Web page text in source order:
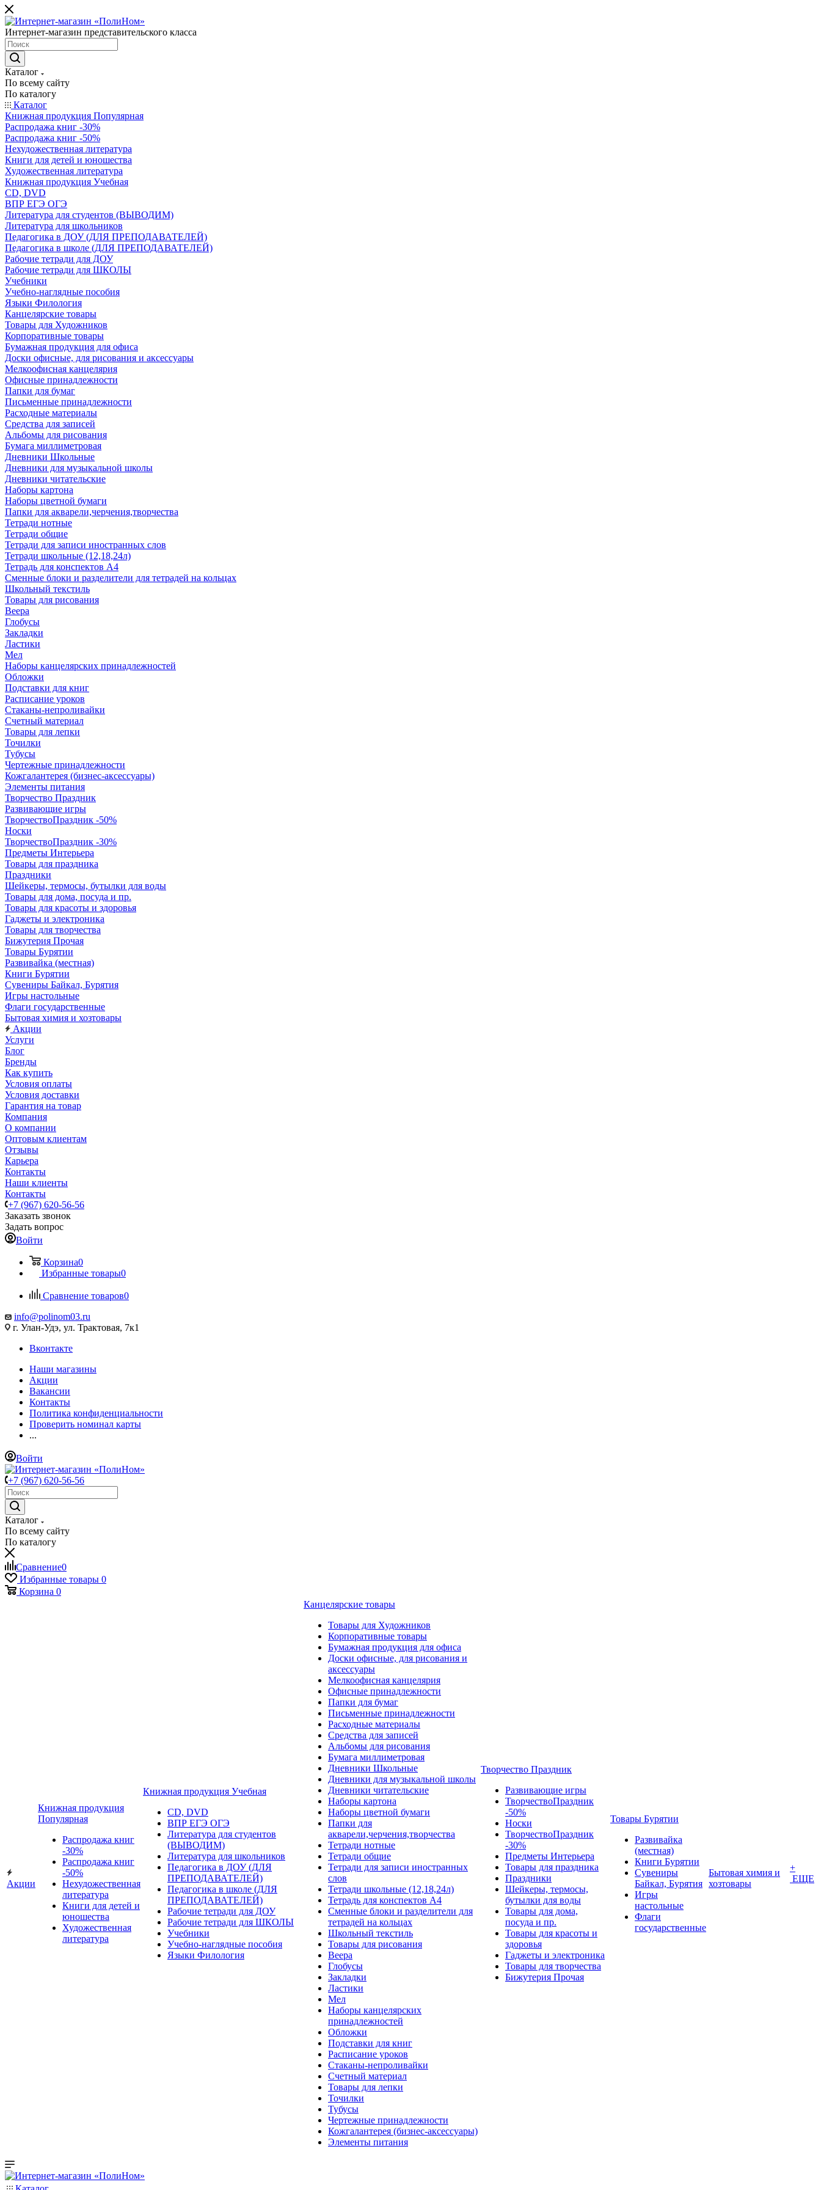
Интернет-магазин представительского класса
Каталог
По всему сайту
По каталогу
Каталог
Книжная продукция Популярная
Распродажа книг -30%
Распродажа книг -50%
Нехудожественная литература
Книги для детей и юношества
Художественная литература
Книжная продукция Учебная
CD, DVD
ВПР ЕГЭ ОГЭ
Литература для студентов (ВЫВОДИМ)
Литература для школьников
Педагогика в ДОУ (ДЛЯ ПРЕПОДАВАТЕЛЕЙ)
Педагогика в школе (ДЛЯ ПРЕПОДАВАТЕЛЕЙ)
Рабочие тетради для ДОУ
Рабочие тетради для ШКОЛЫ
Учебники
Учебно-наглядные пособия
Языки Филология
Канцелярские товары
Товары для Художников
Корпоративные товары
Бумажная продукция для офиса
Доски офисные, для рисования и аксессуары
Мелкоофисная канцелярия
Офисные принадлежности
Папки для бумаг
Письменные принадлежности
Расходные материалы
Средства для записей
Альбомы для рисования
Бумага миллиметровая
Дневники Школьные
Дневники для музыкальной школы
Дневники читательские
Наборы картона
Наборы цветной бумаги
Папки для акварели,черчения,творчества
Тетради нотные
Тетради общие
Тетради для записи иностранных слов
Тетради школьные (12,18,24л)
Тетрадь для конспектов А4
Сменные блоки и разделители для тетрадей на кольцах
Школьный текстиль
Товары для рисования
Веера
Глобусы
Закладки
Ластики
Мел
Наборы канцелярских принадлежностей
Обложки
Подставки для книг
Расписание уроков
Стаканы-непроливайки
Счетный материал
Товары для лепки
Точилки
Тубусы
Чертежные принадлежности
Кожгалантерея (бизнес-аксессуары)
Элементы питания
Творчество Праздник
Развивающие игры
ТворчествоПраздник -50%
Носки
ТворчествоПраздник -30%
Предметы Интерьера
Товары для праздника
Праздники
Шейкеры, термосы, бутылки для воды
Товары для дома, посуда и пр.
Товары для красоты и здоровья
Гаджеты и электроника
Товары для творчества
Бижутерия Прочая
Товары Бурятии
Развивайка (местная)
Книги Бурятии
Сувениры Байкал, Бурятия
Игры настольные
Флаги государственные
Бытовая химия и хозтовары
Акции
Услуги
Блог
Бренды
Как купить
Условия оплаты
Условия доставки
Гарантия на товар
Компания
О компании
Оптовым клиентам
Отзывы
Карьера
Контакты
Наши клиенты
Контакты
+7 (967) 620-56-56
Заказать звонок
Задать вопрос
Войти
Корзина0
Избранные товары0
Сравнение товаров0
info@polinom03.ru
г. Улан-Удэ, ул. Трактовая, 7к1
Вконтакте
Наши магазины
Акции
Вакансии
Контакты
Политика конфиденциальности
Проверить номинал карты
...
Войти
+7 (967) 620-56-56
Каталог
По всему сайту
По каталогу
Сравнение0
Избранные товары 0
Корзина 0
Акции
Книжная продукция
Популярная
Распродажа книг
-30%
Распродажа книг
-50%
Нехудожественная
литература
Книги для детей и
юношества
Художественная
литература
Книжная продукция Учебная
CD, DVD
ВПР ЕГЭ ОГЭ
Литература для студентов
(ВЫВОДИМ)
Литература для школьников
Педагогика в ДОУ (ДЛЯ
ПРЕПОДАВАТЕЛЕЙ)
Педагогика в школе (ДЛЯ
ПРЕПОДАВАТЕЛЕЙ)
Рабочие тетради для ДОУ
Рабочие тетради для ШКОЛЫ
Учебники
Учебно-наглядные пособия
Языки Филология
Канцелярские товары
Товары для Художников
Корпоративные товары
Бумажная продукция для офиса
Доски офисные, для рисования и
аксессуары
Мелкоофисная канцелярия
Офисные принадлежности
Папки для бумаг
Письменные принадлежности
Расходные материалы
Средства для записей
Альбомы для рисования
Бумага миллиметровая
Дневники Школьные
Дневники для музыкальной школы
Дневники читательские
Наборы картона
Наборы цветной бумаги
Папки для
акварели,черчения,творчества
Тетради нотные
Тетради общие
Тетради для записи иностранных
слов
Тетради школьные (12,18,24л)
Тетрадь для конспектов А4
Сменные блоки и разделители для
тетрадей на кольцах
Школьный текстиль
Товары для рисования
Веера
Глобусы
Закладки
Ластики
Мел
Наборы канцелярских
принадлежностей
Обложки
Подставки для книг
Расписание уроков
Стаканы-непроливайки
Счетный материал
Товары для лепки
Точилки
Тубусы
Чертежные принадлежности
Кожгалантерея (бизнес-аксессуары)
Элементы питания
Творчество Праздник
Развивающие игры
ТворчествоПраздник
-50%
Носки
ТворчествоПраздник
-30%
Предметы Интерьера
Товары для праздника
Праздники
Шейкеры, термосы,
бутылки для воды
Товары для дома,
посуда и пр.
Товары для красоты и
здоровья
Гаджеты и электроника
Товары для творчества
Бижутерия Прочая
Товары Бурятии
Развивайка
(местная)
Книги Бурятии
Сувениры
Байкал, Бурятия
Игры
настольные
Флаги
государственные
Бытовая химия и
хозтовары
+
ЕЩЕ